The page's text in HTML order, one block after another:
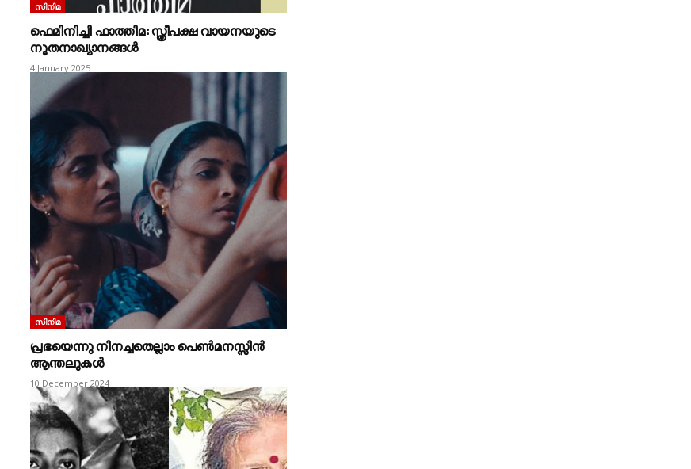
സിനിമ
ഫെമിനിച്ചി ഫാത്തിമ: സ്ത്രീപക്ഷ വായനയുടെ
നൂതനാഖ്യാനങ്ങൾ
4 January 2025
സിനിമ
പ്രഭയെന്നു നിനച്ചതെല്ലാം പെൺമനസ്സിൻ
ആന്തലുകൾ
10 December 2024